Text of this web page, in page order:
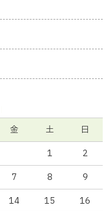
金 土
日
1
2
7 8
9
14 15
16